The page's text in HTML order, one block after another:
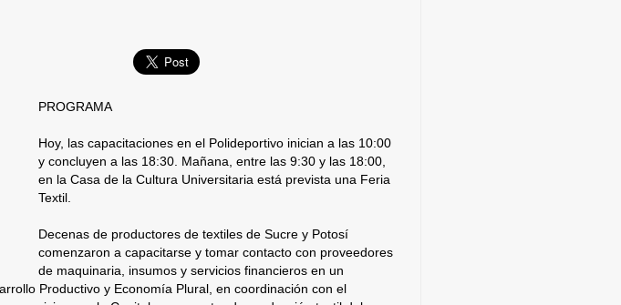
PROGRAMA
Hoy, las capacitaciones en el Polideportivo inician a las 10:00
y concluyen a las 18:30. Mañana, entre las 9:30 y las 18:00,
en la Casa de la Cultura Universitaria está prevista una Feria
Textil.
Decenas de productores de textiles de Sucre y Potosí
comenzaron a capacitarse y tomar contacto con proveedores
de maquinaria, insumos y servicios financieros en un
Productivo y Economía Plural, en coordinación con el